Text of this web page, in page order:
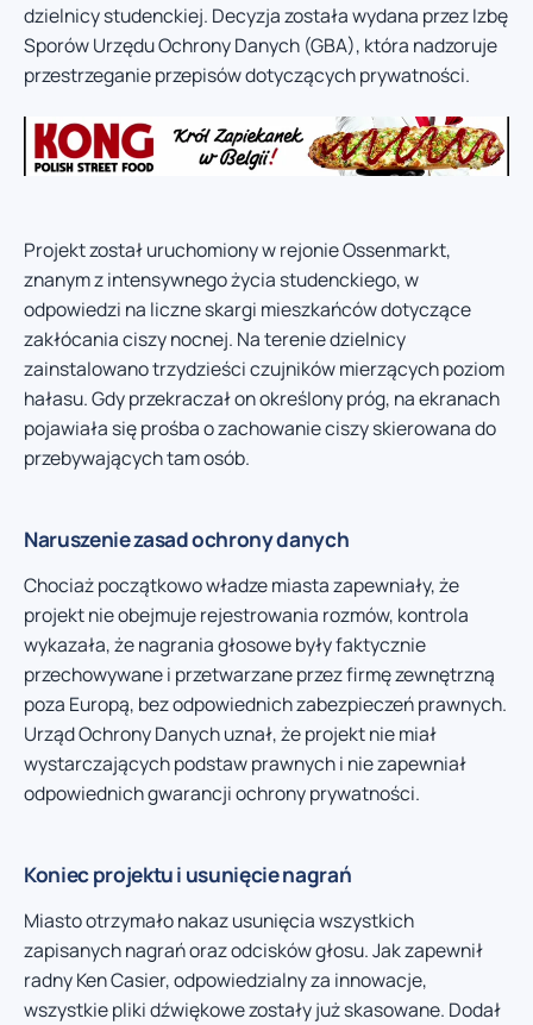
dzielnicy studenckiej. Decyzja została wydana przez Izbę
Sporów Urzędu Ochrony Danych (GBA), która nadzoruje
przestrzeganie przepisów dotyczących prywatności.
Projekt został uruchomiony w rejonie Ossenmarkt,
znanym z intensywnego życia studenckiego, w
odpowiedzi na liczne skargi mieszkańców dotyczące
zakłócania ciszy nocnej. Na terenie dzielnicy
zainstalowano trzydzieści czujników mierzących poziom
hałasu. Gdy przekraczał on określony próg, na ekranach
pojawiała się prośba o zachowanie ciszy skierowana do
przebywających tam osób.
Naruszenie zasad ochrony danych
Chociaż początkowo władze miasta zapewniały, że
projekt nie obejmuje rejestrowania rozmów, kontrola
wykazała, że nagrania głosowe były faktycznie
przechowywane i przetwarzane przez firmę zewnętrzną
poza Europą, bez odpowiednich zabezpieczeń prawnych.
Urząd Ochrony Danych uznał, że projekt nie miał
wystarczających podstaw prawnych i nie zapewniał
odpowiednich gwarancji ochrony prywatności.
Koniec projektu i usunięcie nagrań
Miasto otrzymało nakaz usunięcia wszystkich
zapisanych nagrań oraz odcisków głosu. Jak zapewnił
radny Ken Casier, odpowiedzialny za innowacje,
wszystkie pliki dźwiękowe zostały już skasowane. Dodał